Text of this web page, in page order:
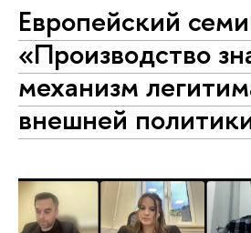
Европейский
«Производство
механизм
внешней